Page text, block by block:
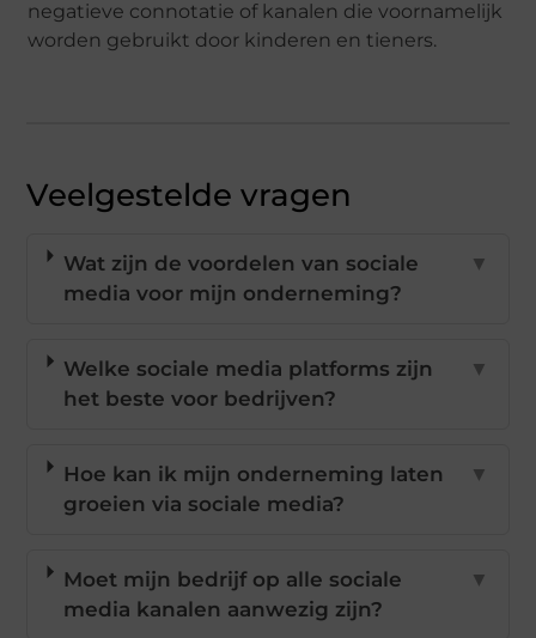
negatieve connotatie of kanalen die voornamelijk
worden gebruikt door kinderen en tieners.
Veelgestelde vragen
Wat zijn de voordelen van sociale
media voor mijn onderneming?
▼
Welke sociale media platforms zijn
het beste voor bedrijven?
▼
Hoe kan ik mijn onderneming laten
groeien via sociale media?
▼
Moet mijn bedrijf op alle sociale
media kanalen aanwezig zijn?
▼